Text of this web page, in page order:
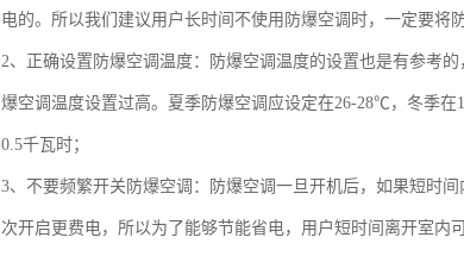
电的。所以我们建议用户长时间不使用防爆空调时，一定要将
2、正确设置防爆空调温度：防爆空调温度的设置也是有参考
爆空调温度设置过高。夏季防爆空调应设定在26-28℃，冬季
0.5千瓦时；
3、不要频繁开关防爆空调：防爆空调一旦开机后，如果短时
次开启更费电，所以为了能够节能省电，用户短时间离开室内